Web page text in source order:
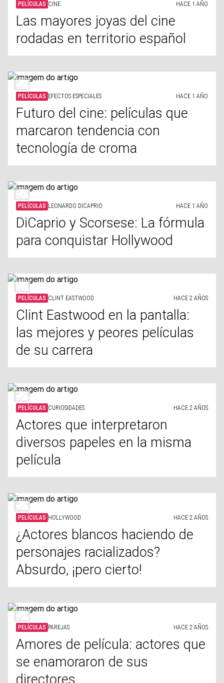
PELÍCULAS CINE HACE 1 AÑO
Las mayores joyas del cine
rodadas en territorio español
PELÍCULAS EFECTOS ESPECIALES HACE 1 AÑO
Futuro del cine: películas que
marcaron tendencia con
tecnología de croma
PELÍCULAS LEONARDO DICAPRIO HACE 1 AÑO
DiCaprio y Scorsese: La fórmula
para conquistar Hollywood
PELÍCULAS CLINT EASTWOOD HACE 2 AÑOS
Clint Eastwood en la pantalla:
las mejores y peores películas
de su carrera
PELÍCULAS CURIOSIDADES HACE 2 AÑOS
Actores que interpretaron
diversos papeles en la misma
película
PELÍCULAS HOLLYWOOD HACE 2 AÑOS
¿Actores blancos haciendo de
personajes racializados?
Absurdo, ¡pero cierto!
PELÍCULAS PAREJAS HACE 2 AÑOS
Amores de película: actores que
se enamoraron de sus
directores